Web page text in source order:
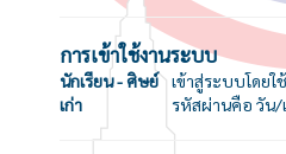
การเข้าใช้งานระบบ
นักเรียน - ศิษย์
เก่า
เข้าสู่ระบบโดย
รหัสผ่านคือ วัน/